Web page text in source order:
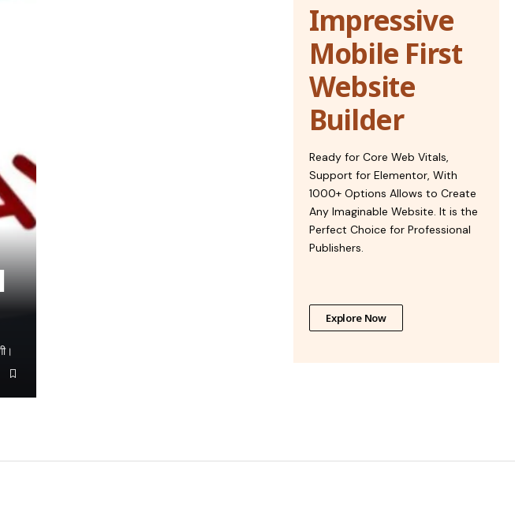
Impressive
Mobile First
Website
Builder
Ready for Core Web Vitals,
Support for Elementor, With
1000+ Options Allows to Create
Any Imaginable Website. It is the
Perfect Choice for Professional
Publishers.
Explore Now